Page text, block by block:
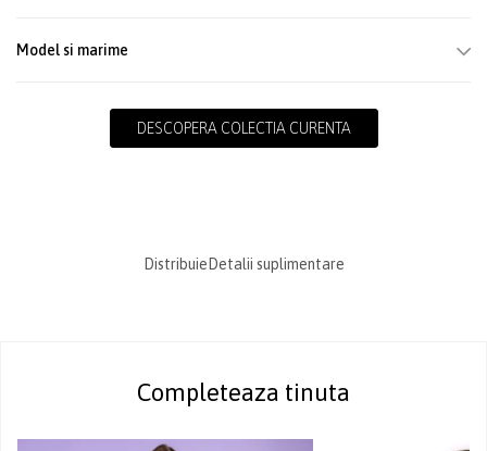
Model si marime
DESCOPERA COLECTIA CURENTA
Distribuie Detalii suplimentare
Completeaza tinuta